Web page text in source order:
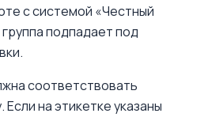
с системой «Честный
подпадает под
соответствовать
на этикетке указаны